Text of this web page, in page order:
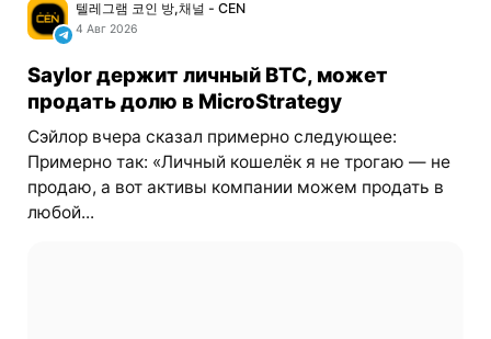
텔레그램 코인 방,채널 - CEN
4 Авг 2026
Saylor держит личный BTC, может
продать долю в MicroStrategy
Сэйлор вчера сказал примерно следующее:
Примерно так: «Личный кошелёк я не трогаю — не
продаю, а вот активы компании можем продать в
любой...